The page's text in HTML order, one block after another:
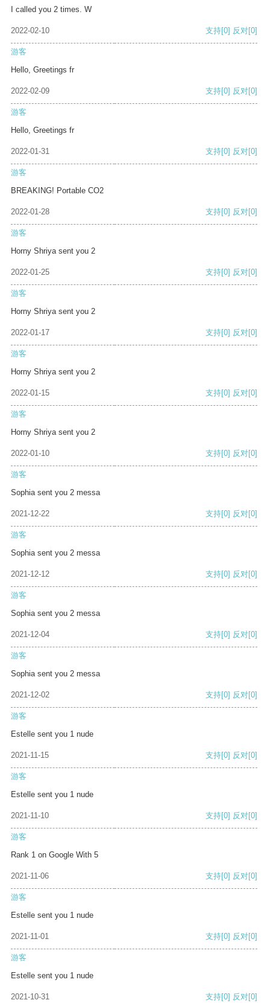
I called you 2 times. W
2022-02-10 支持[0] 反对[0]
游客
Hello, Greetings fr
2022-02-09 支持[0] 反对[0]
游客
Hello, Greetings fr
2022-01-31 支持[0] 反对[0]
游客
BREAKING! Portable CO2
2022-01-28 支持[0] 反对[0]
游客
Horny Shriya sent you 2
2022-01-25 支持[0] 反对[0]
游客
Horny Shriya sent you 2
2022-01-17 支持[0] 反对[0]
游客
Horny Shriya sent you 2
2022-01-15 支持[0] 反对[0]
游客
Horny Shriya sent you 2
2022-01-10 支持[0] 反对[0]
游客
Sophia sent you 2 messa
2021-12-22 支持[0] 反对[0]
游客
Sophia sent you 2 messa
2021-12-12 支持[0] 反对[0]
游客
Sophia sent you 2 messa
2021-12-04 支持[0] 反对[0]
游客
Sophia sent you 2 messa
2021-12-02 支持[0] 反对[0]
游客
Estelle sent you 1 nude
2021-11-15 支持[0] 反对[0]
游客
Estelle sent you 1 nude
2021-11-10 支持[0] 反对[0]
游客
Rank 1 on Google With 5
2021-11-06 支持[0] 反对[0]
游客
Estelle sent you 1 nude
2021-11-01 支持[0] 反对[0]
游客
Estelle sent you 1 nude
2021-10-31 支持[0] 反对[0]